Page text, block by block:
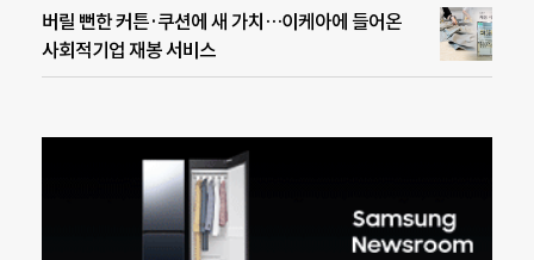
버릴 뻔한 커튼·쿠션에 새 가치…이케아에 들어온
사회적기업 재봉 서비스